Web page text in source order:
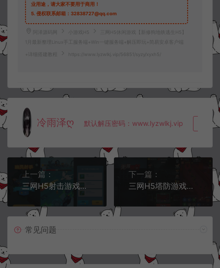
业用途，请大家不要用于商用！
5. 侵权联系邮箱：32838727@qq.com
阿泽源码网 小游戏H5
三网H5休闲游戏【新修狗地铁逃生H5】
1月最新整理Linux手工服务端+Win一键服务端+解压即玩+简易安卓客户端
+详细搭建教程 https://www.lyzwlkj.vip/56851/syzy/xyxh5/
冷雨泽ღ 默认解压密码：www.lyzwlkj.vip 复
上一篇：
三网H5射击游戏【幽灵射手H5原版】1月最新整理Linux手工服务端+Win一键服务端+逆向前端源码+解压即玩+简易安卓客户端+详细搭建教程
下一篇：
三网H5塔防游戏【无限噩梦H5】1月最新整理Linux手工服务端+Win一键服务端+解压即玩+简易安卓客户端+详细搭建教程
常见问题